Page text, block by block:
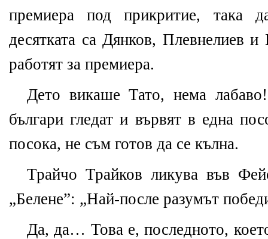
премиера под прикритие, така
десятката са Дянков, Плевнелиев
работят за премиера.
Дето викаше Тато, нема лабаво!
българи гледат и вървят в една
посока, не съм готов да се кълна.
Трайчо Трайков ликува във
„Белене”: „Най-после разумът
Да, да… Това е, последното,